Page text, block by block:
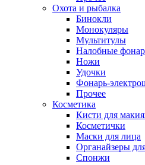
Охота и рыбалка
Бинокли
Монокуляры
Мультитулы
Налобные
Ножи
Удочки
Фонарь-
Прочее
Косметика
Кисти для
Косметички
Маски для лица
Органайзеры
Спонжи